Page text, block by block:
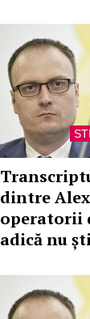
dintre
operatorii
adică nu